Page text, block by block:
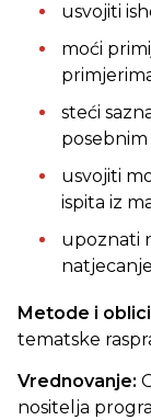
usvojiti
moći
steći
usvojiti
ispita iz
upoznati
natjecanje
Metode i
tematske
Vrednovanje:
nositelja